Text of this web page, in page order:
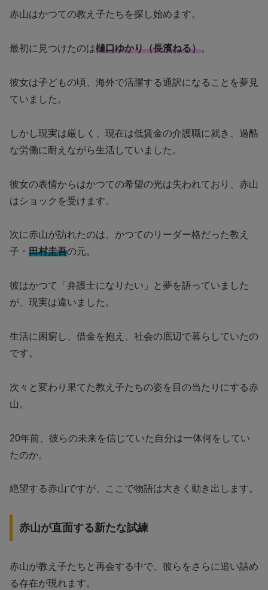
赤山はかつての教え子たちを探し始めます。
最初に見つけたのは樋口ゆかり（長濱ねる）。
彼女は子どもの頃、海外で活躍する通訳になることを夢見
ていました。
しかし現実は厳しく、現在は低賃金の介護職に就き、過酷
な労働に耐えながら生活していました。
彼女の表情からはかつての希望の光は失われており、赤山
はショックを受けます。
次に赤山が訪れたのは、かつてのリーダー格だった教え
子・ 田村圭吾の元。
彼はかつて「弁護士になりたい」と夢を語っていました
が、現実は違いました。
生活に困窮し、借金を抱え、社会の底辺で暮らしていたの
です。
次々と変わり果てた教え子たちの姿を目の当たりにする赤
山。
20年前、彼らの未来を信じていた自分は一体何をしてい
たのか。
絶望する赤山ですが、ここで物語は大きく動き出します。
赤山が直面する新たな試練
赤山が教え子たちと再会する中で、彼らをさらに追い詰め
る存在が現れます。